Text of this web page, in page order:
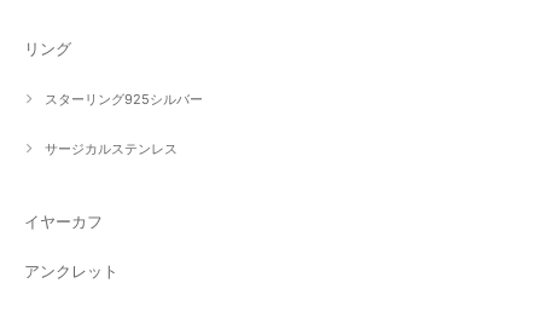
リング
スターリング925シルバー
サージカルステンレス
イヤーカフ
アンクレット